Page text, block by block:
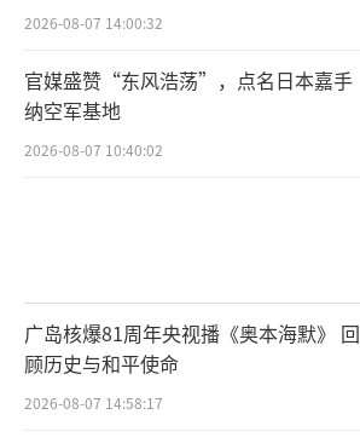
2026-08-07 14:00:32
官媒盛赞“东风浩荡”，点名日本嘉手
纳空军基地
2026-08-07 10:40:02
广岛核爆81周年央视播《奥本海默》 回
顾历史与和平使命
2026-08-07 14:58:17